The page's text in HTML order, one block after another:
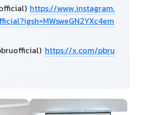
https://www.instagram.
https://x.com/pbru